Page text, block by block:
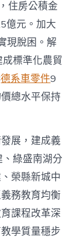
住房公積金
億元。加大
現脫困。解
標準化農貿
德系車零件9
總水平保持
展，建成義
綠盛南湖分
榮縣新城中
務教育均衡
課程改革深
學質量穩步